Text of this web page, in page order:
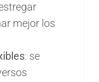
mejor los
: se